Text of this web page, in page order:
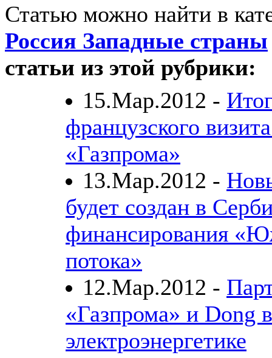
Статью можно найти в
Россия Западные страны
статьи из этой рубрики:
15.Мар.2012 -
французского
«Газпрома»
13.Мар.2012 -
будет создан в
финансирования
потока»
12.Мар.2012 -
«Газпрома» и Dong в
электроэнергетике